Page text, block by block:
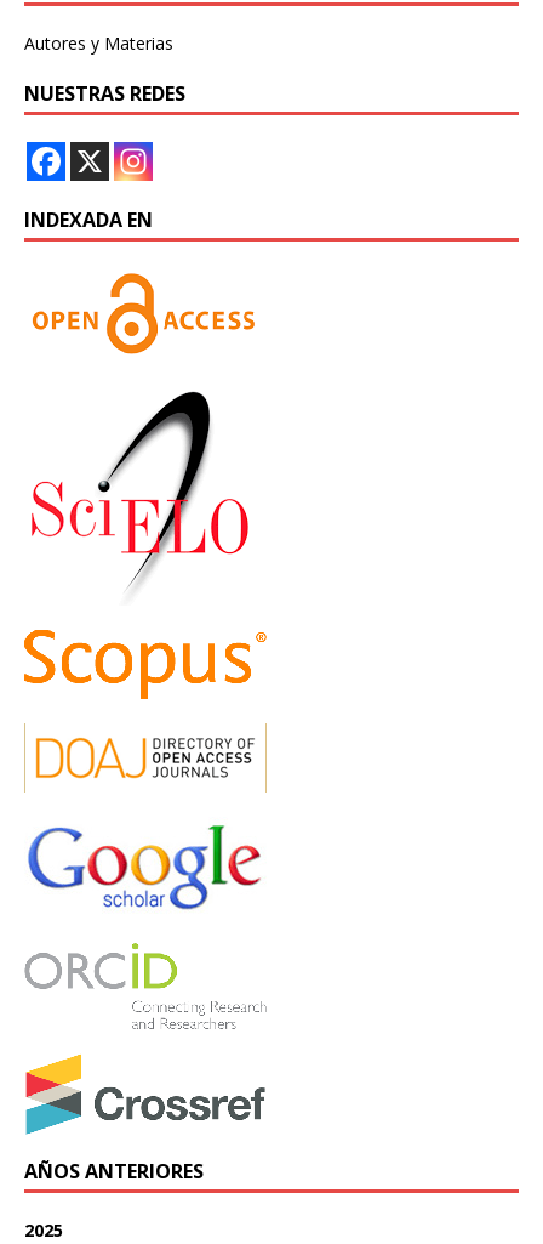
Autores y Materias
NUESTRAS REDES
INDEXADA EN
AÑOS ANTERIORES
2025